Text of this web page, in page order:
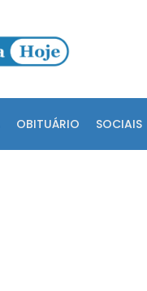
OBITUÁRIO SOCIAIS